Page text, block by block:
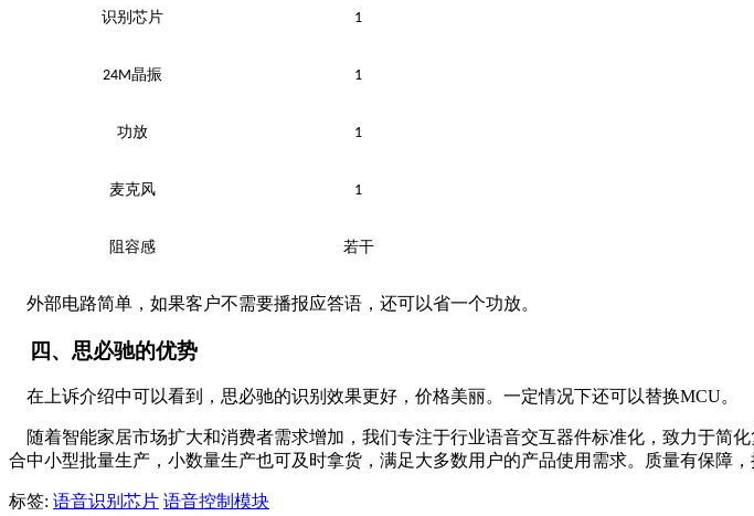
识别芯片 1
24M晶振 1
功放 1
麦克风 1
阻容感 若干
外部电路简单，如果客户不需要播报应答语，还可以省一个功放。
四、思必驰的优势
在上诉介绍中可以看到，思必驰的识别效果更好，价格美丽。一定情况下还可以替换MCU。
随着智能家居市场扩大和消费者需求增加，我们专注于行业语音交互器件标准化，致力于简
合中小型批量生产，小数量生产也可及时拿货，满足大多数用户的产品使用需求。质量有保障
标签: 语音识别芯片 语音控制模块